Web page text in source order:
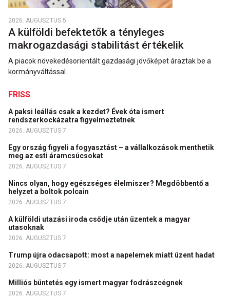
2026. AUGUSZTUS 5.
A külföldi befektetők a tényleges
makrogazdasági stabilitást értékelik
A piacok növekedésorientált gazdasági jövőképet áraztak be a
kormányváltással.
FRISS
A paksi leállás csak a kezdet? Évek óta ismert
rendszerkockázatra figyelmeztetnek
2026. AUGUSZTUS 7.
Egy ország figyeli a fogyasztást – a vállalkozások menthetik
meg az esti áramcsúcsokat
2026. AUGUSZTUS 7.
Nincs olyan, hogy egészséges élelmiszer? Megdöbbentő a
helyzet a boltok polcain
2026. AUGUSZTUS 7.
A külföldi utazási iroda csődje után üzentek a magyar
utasoknak
2026. AUGUSZTUS 7.
Trump újra odacsapott: most a napelemek miatt üzent hadat
2026. AUGUSZTUS 7.
Milliós büntetés egy ismert magyar fodrászcégnek
2026. AUGUSZTUS 7.